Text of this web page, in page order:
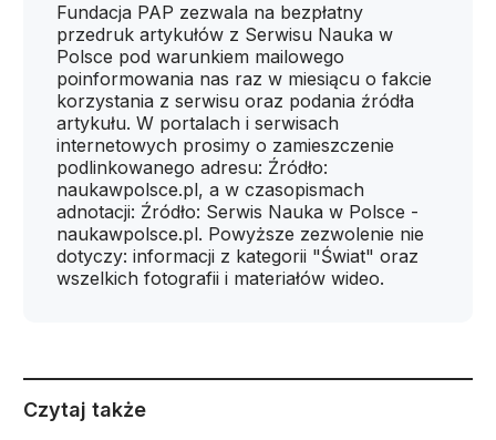
Fundacja PAP zezwala na bezpłatny
przedruk artykułów z Serwisu Nauka w
Polsce pod warunkiem mailowego
poinformowania nas raz w miesiącu o fakcie
korzystania z serwisu oraz podania źródła
artykułu. W portalach i serwisach
internetowych prosimy o zamieszczenie
podlinkowanego adresu: Źródło:
naukawpolsce.pl, a w czasopismach
adnotacji: Źródło: Serwis Nauka w Polsce -
naukawpolsce.pl. Powyższe zezwolenie nie
dotyczy: informacji z kategorii "Świat" oraz
wszelkich fotografii i materiałów wideo.
Czytaj także